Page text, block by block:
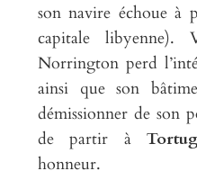
son navire échoue à
capitale libyenne).
Norrington perd
ainsi que son
démissionner de son
de partir à
honneur.